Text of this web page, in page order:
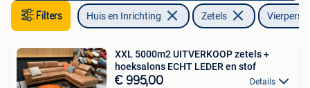
Filters Huis en Inrichting Zetels
XXL 5000m2 UITVERKOOP zetels +
hoeksalons ECHT LEDER en stof
€ 995,00 Details